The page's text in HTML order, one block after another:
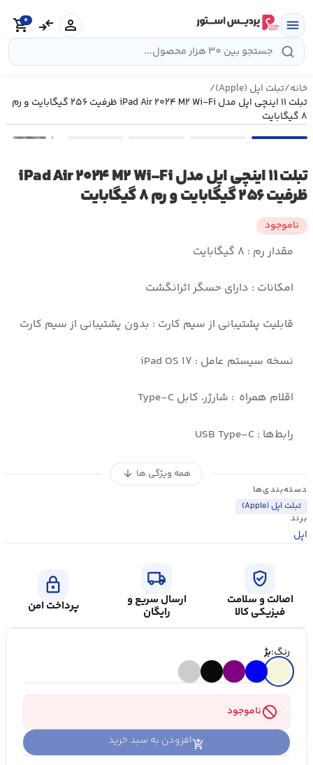
به
محتوا
menu
person
compare_arrows
shopping_cart
0
خانه/تبلت اپل (Apple)
/
تبلت ۱۱ اینچی اپل مدل iPad Air ۲۰۲۴ M۲ Wi-Fi ظرفیت ۲۵۶ گیگابایت و رم
۸ گیگابایت
•••
تبلت ۱۱ اینچی اپل مدل iPad Air ۲۰۲۴ M۲ Wi-Fi
ظرفیت ۲۵۶ گیگابایت و رم ۸ گیگابایت
ناموجود
مقدار رم : ۸ گیگابایت
امکانات : دارای حسگر اثرانگشت
قابلیت پشتیبانی از سیم کارت : بدون پشتیبانی از سیم کارت
نسخه سیستم عامل : iPad OS ۱۷
اقلام همراه : شارژر، کابل Type-C
رابط‌ها : USB Type-C
همه ویژگی ها arrow_downward
دسته‌بندی‌ها
تبلت اپل (Apple)
برند
اپل
verified_user
اصالت و سلامت
فیزیکی کالا
local_shipping
ارسال سریع و
رایگان
lock
پرداخت امن
رنگ:بژ
blockناموجود
افزودن به سبد خرید